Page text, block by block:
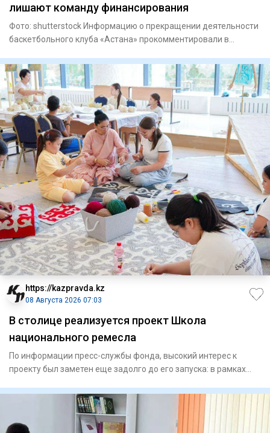
лишают команду финансирования
Фото: shutterstock Информацию о прекращении деятельности
баскетбольного клуба «Астана» прокомментировали в
https://kazpravda.kz
08 Августа 2026 07:03
В столице реализуется проект Школа
национального ремесла
По информации пресс-службы фонда, высокий интерес к
проекту был заметен еще задолго до его запуска: в рамках